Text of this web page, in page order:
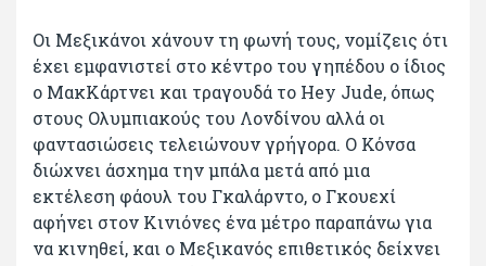
Οι Μεξικάνοι χάνουν τη φωνή τους, νομίζεις ότι
έχει εμφανιστεί στο κέντρο του γηπέδου ο ίδιος
ο ΜακΚάρτνει και τραγουδά το Hey Jude, όπως
στους Ολυμπιακούς του Λονδίνου αλλά οι
φαντασιώσεις τελειώνουν γρήγορα. Ο Κόνσα
διώχνει άσχημα την μπάλα μετά από μια
εκτέλεση φάουλ του Γκαλάρντο, ο Γκουεχί
αφήνει στον Κινιόνες ένα μέτρο παραπάνω για
να κινηθεί, και ο Μεξικανός επιθετικός δείχνει